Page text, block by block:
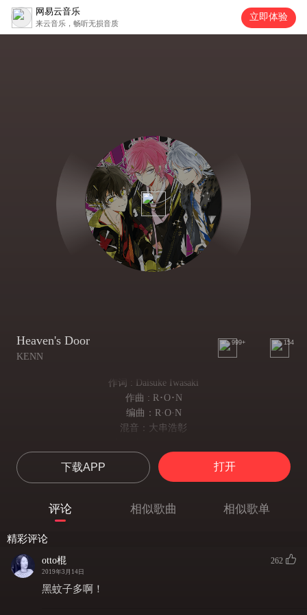
网易云音乐
来云音乐，畅听无损音质
立即体验
Heaven's Door
KENN
999+ 154
作词 : Daisuke Iwasaki
作曲 : R･O･N
编曲：R·O·N
混音：大串浩彰
脑子像被碾过一般的夜晚 大汗淋漓地醒来
涙も枯れて 右手を掴み
问题是 我是否应该继续执着于你
自浄作用を持たないで侵されてゆく
下载APP 打开
评论 相似歌曲 相似歌单
精彩评论
otto棍
2019年3月14日
262
黑蚊子多啊！